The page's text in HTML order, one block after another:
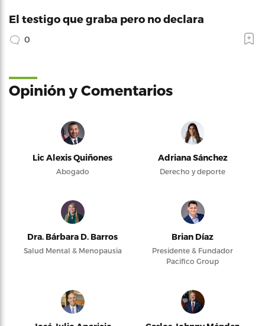
El testigo que graba pero no declara
0
Opinión y Comentarios
Lic Alexis Quiñones
Abogado
Adriana Sánchez
Derecho y deporte
Dra. Bárbara D. Barros
Salud Mental & Menopausia
Brian Díaz
Presidente & Fundador
Pacifico Group